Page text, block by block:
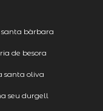
santa bàrbara
de besora
santa oliva
seu durgell